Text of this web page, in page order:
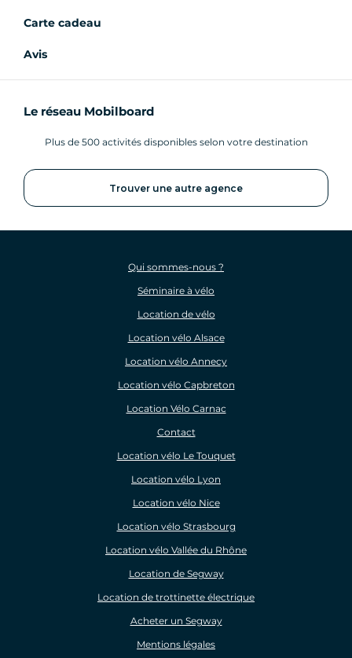
Carte cadeau
Avis
Le réseau Mobilboard
Plus de 500 activités disponibles selon votre destination
Trouver une autre agence
Qui sommes-nous ?
Séminaire à vélo
Location de vélo
Location vélo Alsace
Location vélo Annecy
Location vélo Capbreton
Location Vélo Carnac
Contact
Location vélo Le Touquet
Location vélo Lyon
Location vélo Nice
Location vélo Strasbourg
Location vélo Vallée du Rhône
Location de Segway
Location de trottinette électrique
Acheter un Segway
Mentions légales